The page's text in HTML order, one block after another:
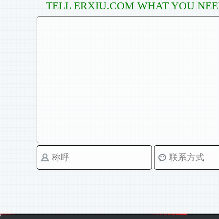
TELL ERXIU.COM WHAT YOU